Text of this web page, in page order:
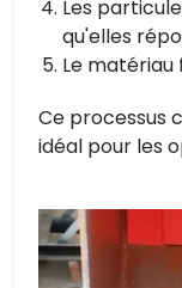
Les
qu'elles
Le
Ce processus
idéal pour les